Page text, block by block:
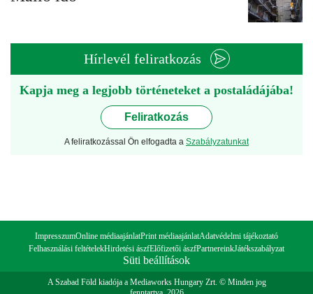
Hírlevél feliratkozás
Kapja meg a legjobb történeteket a postaládájába!
Feliratkozás
A feliratkozással Ön elfogadta a Szabályzatunkat
ImpresszumOnline médiaajánlatPrint médiaajánlatAdatvédelmi tájékoztató
Felhasználási feltételekHirdetési ászfElőfizetői ászfPartnereinkJátékszabályzat
Süti beállítások
A Szabad Föld kiadója a Mediaworks Hungary Zrt. © Minden jog